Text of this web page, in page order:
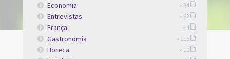
Economia » 34
Entrevistas » 82
França » 4
Gastronomia » 115
Horeca » 10